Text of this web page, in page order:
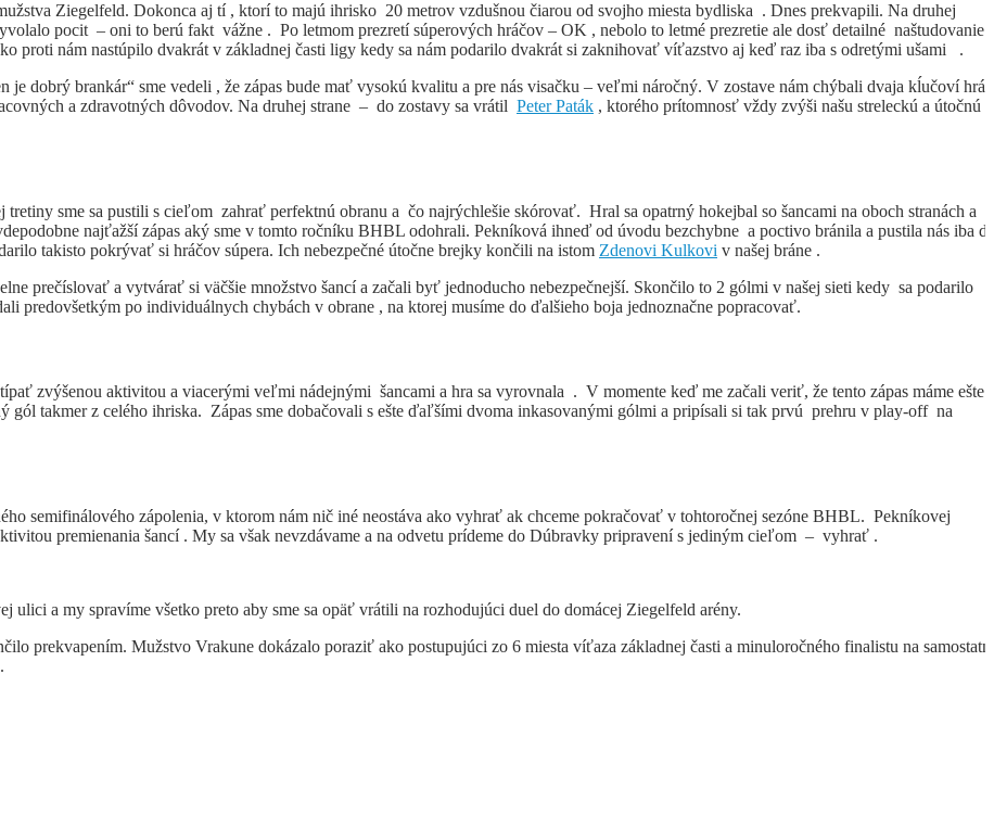
Ziegelfeld. Dokonca aj tí , ktorí to majú ihrisko 20 metrov vzdušnou čiarou od svojho miesta bydliska . Dnes prekvapili. Na druhej
pocit – oni to berú fakt vážne . Po letmom prezretí súperových hráčov – OK , nebolo to letmé prezretie ale dosť detailné naštudovanie
proti nám nastúpilo dvakrát v základnej časti ligy kedy sa nám podarilo dvakrát si zaknihovať víťazstvo aj keď raz iba s odretými ušami .
je dobrý brankár“ sme vedeli , že zápas bude mať vysokú kvalitu a pre nás visačku – veľmi náročný. V zostave nám chýbali dvaja kĺučoví
a zdravotných dôvodov. Na druhej strane – do zostavy sa vrátil Peter Paták , ktorého prítomnosť vždy zvýši našu streleckú a útočnú
sme sa pustili s cieľom zahrať perfektnú obranu a čo najrýchlešie skórovať. Hral sa opatrný hokejbal so šancami na oboch stranách a
najťažší zápas aký sme v tomto ročníku BHBL odohrali. Pekníková ihneď od úvodu bezchybne a poctivo bránila a pustila nás iba
takisto pokrývať si hráčov súpera. Ich nebezpečné útočne brejky končili na istom Zdenovi Kulkovi v našej bráne .
prečíslovať a vytvárať si väčšie množstvo šancí a začali byť jednoducho nebezpečnejší. Skončilo to 2 gólmi v našej sieti kedy sa podarilo
predovšetkým po individuálnych chybách v obrane , na ktorej musíme do ďalšieho boja jednoznačne popracovať.
zvýšenou aktivitou a viacerými veľmi nádejnými šancami a hra sa vyrovnala . V momente keď me začali veriť, že tento zápas máme ešte
gól takmer z celého ihriska. Zápas sme dobačovali s ešte ďaľšími dvoma inkasovanými gólmi a pripísali si tak prvú prehru v play-off na
semifinálového zápolenia, v ktorom nám nič iné neostáva ako vyhrať ak chceme pokračovať v tohtoročnej sezóne BHBL. Pekníkovej
premienania šancí . My sa však nevzdávame a na odvetu prídeme do Dúbravky pripravení s jediným cieľom – vyhrať .
ulici a my spravíme všetko preto aby sme sa opäť vrátili na rozhodujúci duel do domácej Ziegelfeld arény.
prekvapením. Mužstvo Vrakune dokázalo poraziť ako postupujúci zo 6 miesta víťaza základnej časti a minuloročného finalistu na